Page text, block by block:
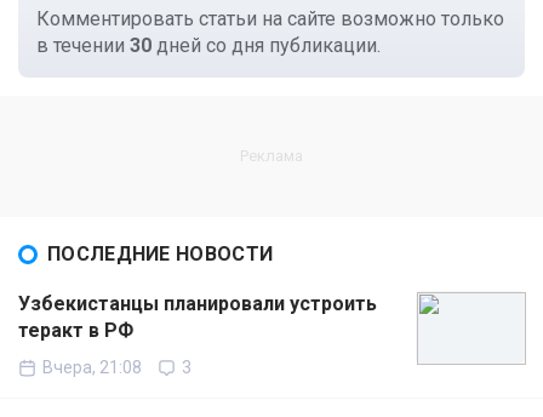
Комментировать статьи на сайте возможно только
в течении 30 дней со дня публикации.
ПОСЛЕДНИЕ НОВОСТИ
Узбекистанцы планировали устроить
теракт в РФ
Вчера, 21:08 3